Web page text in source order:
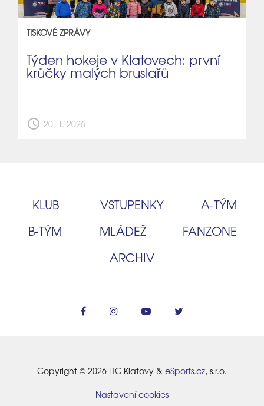
TISKOVÉ ZPRÁVY
Týden hokeje v Klatovech: první
krůčky malých bruslařů
schedule 20. 1. 2026
KLUB VSTUPENKY
A‑TÝM
B‑TÝM
MLÁDEŽ
FANZONE
ARCHIV
Copyright © 2026 HC Klatovy & eSports.cz, s.r.o.
Nastavení cookies